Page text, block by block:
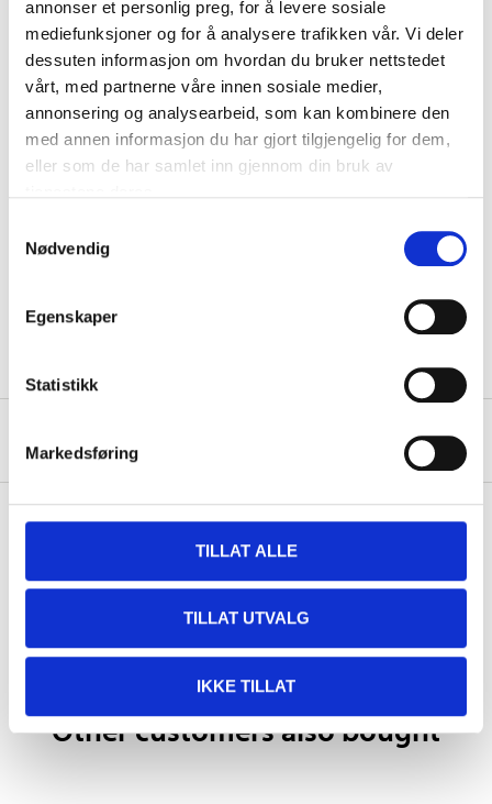
annonser et personlig preg, for å levere sosiale
mediefunksjoner og for å analysere trafikken vår. Vi deler
dessuten informasjon om hvordan du bruker nettstedet
vårt, med partnerne våre innen sosiale medier,
annonsering og analysearbeid, som kan kombinere den
med annen informasjon du har gjort tilgjengelig for dem,
eller som de har samlet inn gjennom din bruk av
Nødvendig
Egenskaper
Statistikk
Markedsføring
TILLAT ALLE
TILLAT UTVALG
IKKE TILLAT
Socket
E27
Energy class
E
Dimmable
No
Switching cycles
About the manufacturer
Other customers also bought